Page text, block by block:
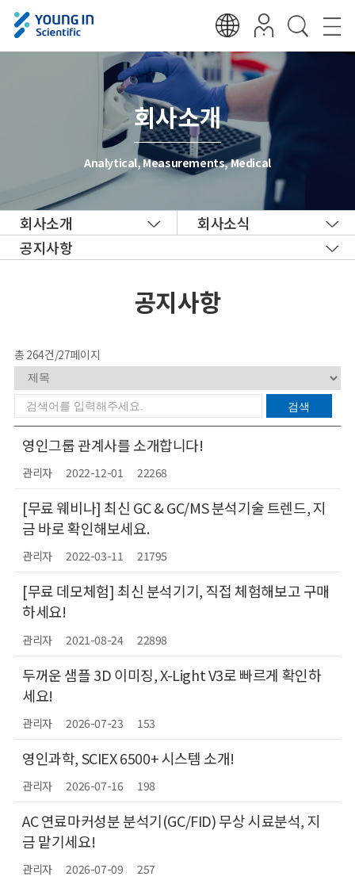
회사소개
Analytical, Measurements, Medical
회사소개
회사소식
공지사항
공지사항
총 264건/27페이지
영인그룹 관계사를 소개합니다!
관리자 2022-12-01 22268
[무료 웨비나] 최신 GC & GC/MS 분석기술 트렌드, 지
금 바로 확인해보세요.
관리자 2022-03-11 21795
[무료 데모체험] 최신 분석기기, 직접 체험해보고 구매
하세요!
관리자 2021-08-24 22898
두꺼운 샘플 3D 이미징, X-Light V3로 빠르게 확인하
세요!
관리자 2026-07-23 153
영인과학, SCIEX 6500+ 시스템 소개!
관리자 2026-07-16 198
AC 연료마커성분 분석기(GC/FID) 무상 시료분석, 지
금 맡기세요!
관리자 2026-07-09 257